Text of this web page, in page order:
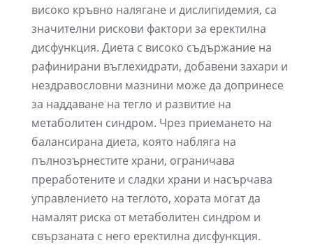
високо кръвно налягане и дислипидемия, са
значителни рискови фактори за еректилна
дисфункция. Диета с високо съдържание на
рафинирани въглехидрати, добавени захари и
нездравословни мазнини може да допринесе
за наддаване на тегло и развитие на
метаболитен синдром. Чрез приемането на
балансирана диета, която набляга на
пълнозърнестите храни, ограничава
преработените и сладки храни и насърчава
управлението на теглото, хората могат да
намалят риска от метаболитен синдром и
свързаната с него еректилна дисфункция.